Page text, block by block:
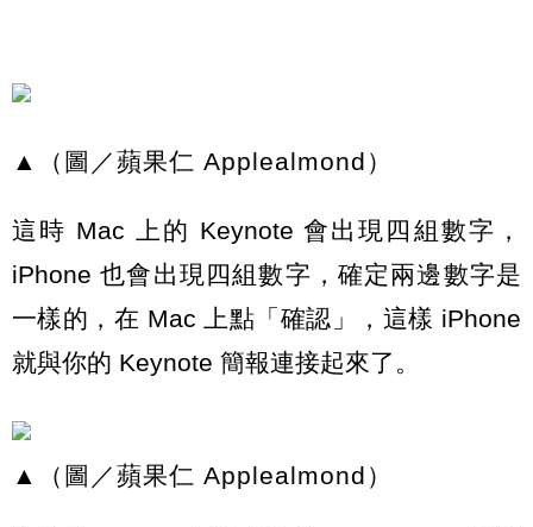
▲（圖／蘋果仁 Applealmond）
這時 Mac 上的 Keynote 會出現四組數字，
iPhone 也會出現四組數字，確定兩邊數字是
一樣的，在 Mac 上點「確認」，這樣 iPhone
就與你的 Keynote 簡報連接起來了。
▲（圖／蘋果仁 Applealmond）